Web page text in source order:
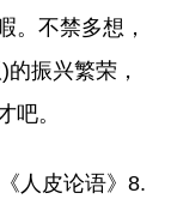
。不禁多想，
振兴繁荣，
吧。
人皮论语》8.